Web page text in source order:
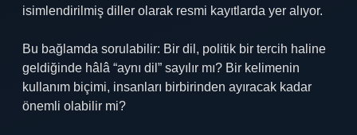
isimlendirilmiş diller olarak resmi kayıtlarda yer alıyor.
Bu bağlamda sorulabilir: Bir dil, politik bir tercih haline
geldiğinde hâlâ “aynı dil” sayılır mı? Bir kelimenin
kullanım biçimi, insanları birbirinden ayıracak kadar
önemli olabilir mi?